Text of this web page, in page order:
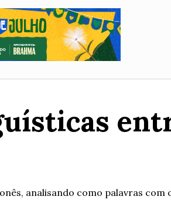
analisando como palavras com